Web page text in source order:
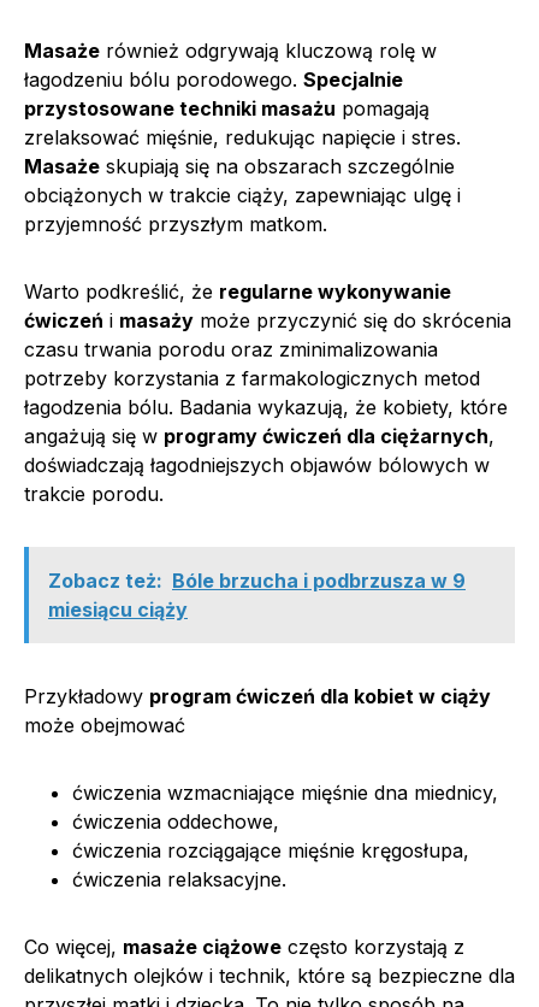
Masaże również odgrywają kluczową rolę w
łagodzeniu bólu porodowego. Specjalnie
przystosowane techniki masażu pomagają
zrelaksować mięśnie, redukując napięcie i stres.
Masaże skupiają się na obszarach szczególnie
obciążonych w trakcie ciąży, zapewniając ulgę i
przyjemność przyszłym matkom.
Warto podkreślić, że regularne wykonywanie
ćwiczeń i masaży może przyczynić się do skrócenia
czasu trwania porodu oraz zminimalizowania
potrzeby korzystania z farmakologicznych metod
łagodzenia bólu. Badania wykazują, że kobiety, które
angażują się w programy ćwiczeń dla ciężarnych,
doświadczają łagodniejszych objawów bólowych w
trakcie porodu.
Zobacz też: Bóle brzucha i podbrzusza w 9
miesiącu ciąży
Przykładowy program ćwiczeń dla kobiet w ciąży
może obejmować
ćwiczenia wzmacniające mięśnie dna miednicy,
ćwiczenia oddechowe,
ćwiczenia rozciągające mięśnie kręgosłupa,
ćwiczenia relaksacyjne.
Co więcej, masaże ciążowe często korzystają z
delikatnych olejków i technik, które są bezpieczne dla